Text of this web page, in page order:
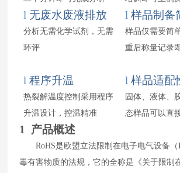
l 无废水废液排放 l样品制备
分析无需化学试剂，无需
环评
样品仅需要简
重后称量记录
l程序升温 l样品适配
热裂解温度控制采用程序
升温设计，控温精准
固体、液体、
态样品可以直
1 产品概述
RoHS是欧盟立法限制在电子电气设备（
毒有害物质的法规，它的全称是《关于限制